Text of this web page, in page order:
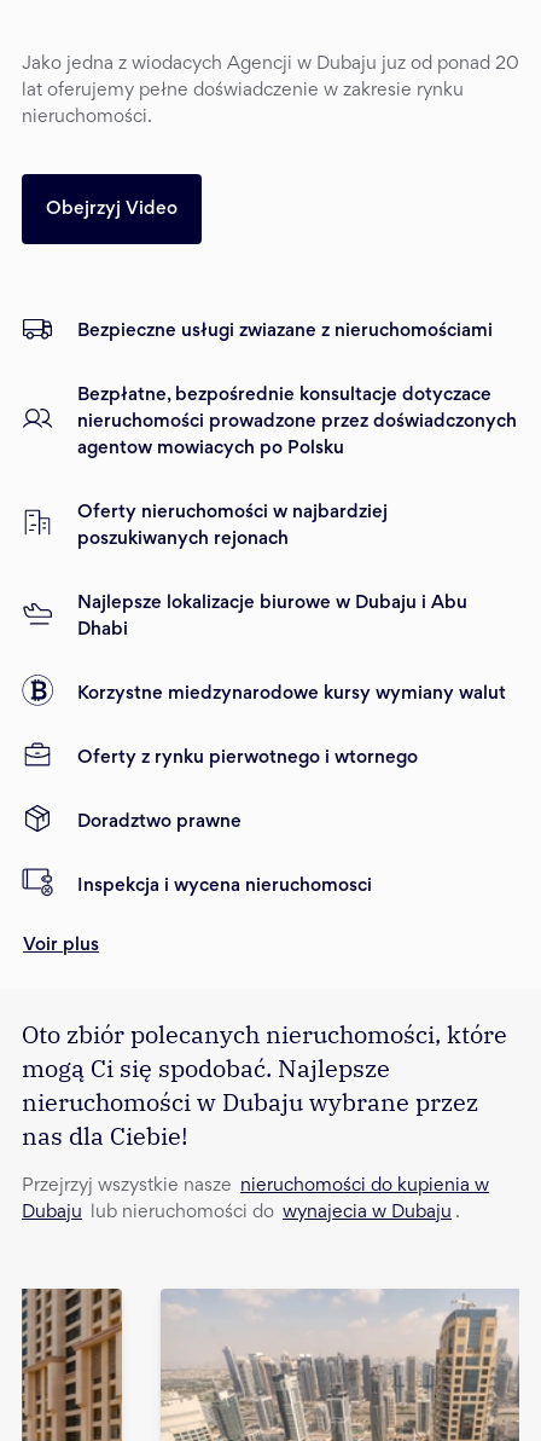
Jako jedna z wiodacych Agencji w Dubaju juz od ponad 20
lat oferujemy pełne doświadczenie w zakresie rynku
nieruchomości.
Obejrzyj Video
Bezpieczne usługi zwiazane z nieruchomościami
Bezpłatne, bezpośrednie konsultacje dotyczace
nieruchomości prowadzone przez doświadczonych
agentow mowiacych po Polsku
Oferty nieruchomości w najbardziej
poszukiwanych rejonach
Najlepsze lokalizacje biurowe w Dubaju i Abu
Dhabi
Korzystne miedzynarodowe kursy wymiany walut
Oferty z rynku pierwotnego i wtornego
Doradztwo prawne
Inspekcja i wycena nieruchomosci
Voir plus
Oto zbiór polecanych nieruchomości, które
mogą Ci się spodobać. Najlepsze
nieruchomości w Dubaju wybrane przez
nas dla Ciebie!
Przejrzyj wszystkie nasze
nieruchomości do kupienia w
Dubaju
lub nieruchomości do wynajecia w Dubaju .